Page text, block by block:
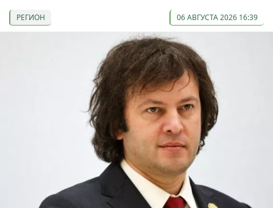
РЕГИОН 06 АВГУСТА 2026 16:39